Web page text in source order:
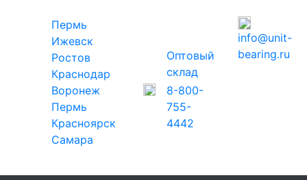
Пермь
Ижевск
Ростов
Краснодар
Воронеж
Пермь
Красноярск
Самара
Оптовый
склад
8-800-
755-
4442
info@unit-
bearing.ru